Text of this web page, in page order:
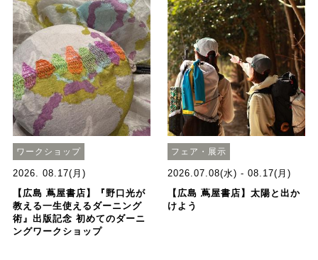
ワークショップ
2026. 08.17(月)
【広島 蔦屋書店】『野口光が
教える一生使えるダーニング
術』出版記念 初めてのダーニ
ングワークショップ
フェア・展示
2026.07.08(水) - 08.17(月)
【広島 蔦屋書店】太陽と出か
けよう